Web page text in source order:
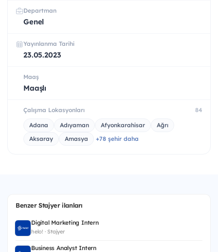
Departman
Genel
Yayınlanma Tarihi
23.05.2023
Maaş
Maaşlı
Çalışma Lokasyonları 84
Adana Adıyaman Afyonkarahisar
Ağrı
Aksaray
Amasya +78 şehir daha
Benzer Stajyer ilanları
Digital Marketing Intern
helo! · Stajyer
Business Analyst Intern